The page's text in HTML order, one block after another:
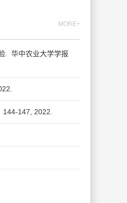
MORE+
.
华中农业大学学报
144-147, 2022.